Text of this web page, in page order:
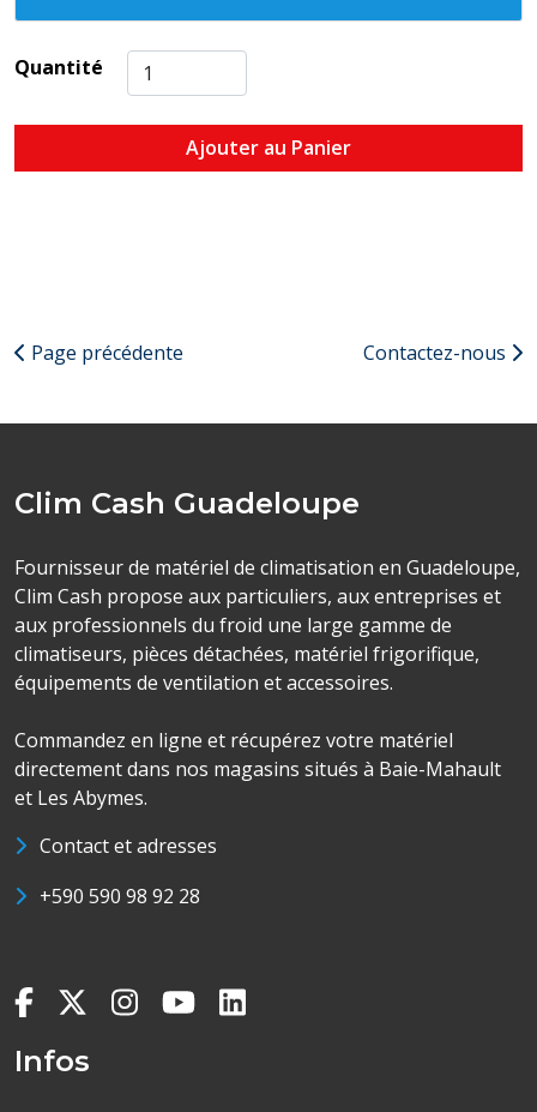
Quantité
Ajouter au Panier
Page précédente Contactez-nous
Clim Cash Guadeloupe
Fournisseur de matériel de climatisation en Guadeloupe,
Clim Cash propose aux particuliers, aux entreprises et
aux professionnels du froid une large gamme de
climatiseurs, pièces détachées, matériel frigorifique,
équipements de ventilation et accessoires.
Commandez en ligne et récupérez votre matériel
directement dans nos magasins situés à Baie-Mahault
et Les Abymes.
Contact et adresses
+590 590 98 92 28
Infos